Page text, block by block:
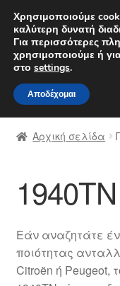
Δευτέρα-Παρ.
Απευθείας
μετάβαση
στην
πλοήγηση
Μετάβαση
σε
περιεχόμενο
Αρχική
Διαδικασία
Επικοινωνία
Μεταφορά
Αρχική σελίδα
1940TN
Εάν αναζητάτε
ποιότητας
Citroën ή Peugeot,
Χρησιμοποιούμε
καλύτερη δυνατή
Για περισσότερες
χρησιμοποιούμε ή
στο settings.
Αποδέχομαι